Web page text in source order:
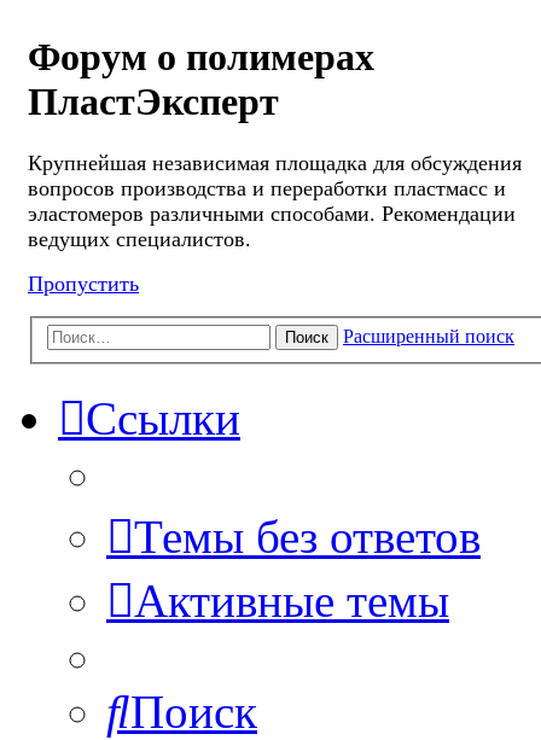
Форум о полимерах
ПластЭксперт
Крупнейшая независимая площадка для обсуждения
вопросов производства и переработки пластмасс и
эластомеров различными способами. Рекомендации
ведущих специалистов.
Пропустить
Поиск Расширенный поиск
Ссылки
Темы без ответов
Активные темы
Поиск